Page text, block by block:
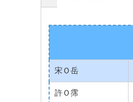
宋Ｏ岳
許Ｏ霈